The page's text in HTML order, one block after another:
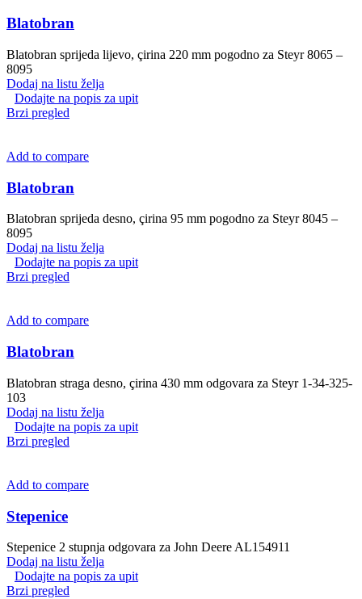
Blatobran
Blatobran sprijeda lijevo, çirina 220 mm pogodno za Steyr 8065 –
8095
Dodaj na listu želja
Dodajte na popis za upit
Brzi pregled
Add to compare
Blatobran
Blatobran sprijeda desno, çirina 95 mm pogodno za Steyr 8045 –
8095
Dodaj na listu želja
Dodajte na popis za upit
Brzi pregled
Add to compare
Blatobran
Blatobran straga desno, çirina 430 mm odgovara za Steyr 1-34-325-
103
Dodaj na listu želja
Dodajte na popis za upit
Brzi pregled
Add to compare
Stepenice
Stepenice 2 stupnja odgovara za John Deere AL154911
Dodaj na listu želja
Dodajte na popis za upit
Brzi pregled